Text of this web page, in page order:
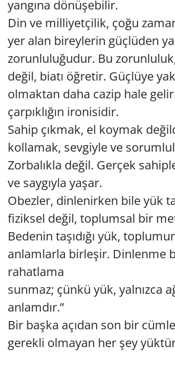
yangına dönüşebilir.
Din ve milliyetçilik, çoğu
yer alan bireylerin güçlüden
zorunluluğudur. Bu
değil, biatı öğretir. Güçlüye
olmaktan daha cazip hale
çarpıklığın ironisidir.
Sahip çıkmak, el koymak
kollamak, sevgiyle ve
Zorbalıkla değil. Gerçek
ve saygıyla yaşar.
Obezler, dinlenirken bile yük
fiziksel değil, toplumsal bir
Bedenin taşıdığı yük,
anlamlarla birleşir. Dinlenme
rahatlama
sunmaz; çünkü yük, yalnızca
anlamdır.”
Bir başka açıdan son bir
gerekli olmayan her şey